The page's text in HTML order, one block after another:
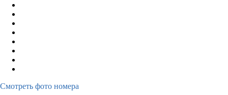
Смотреть фото номера